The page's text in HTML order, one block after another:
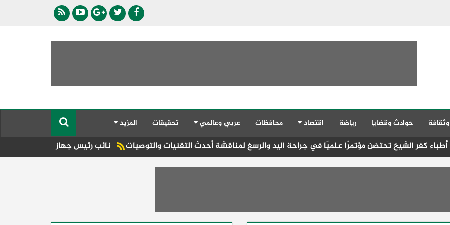
حوادث وقضايا رياضة اقتصاد محافظات عربي وعالمي تحقيقات المزيد
نائب رئيس جهاز العلمين الجديدة يفتتح مشروع Taxi Boat لتعزيز منظومة النقل والترفيه البحري تحتضن مؤتمرًا علميًا في جراحة اليد والرسغ لمناقشة أحدث التقنيات والتوصيات